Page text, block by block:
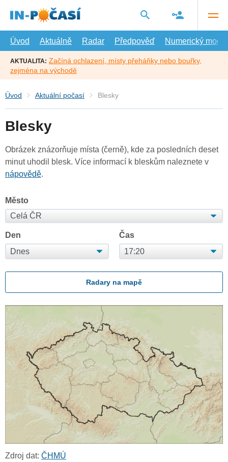
hlavní
Úvod
Aktuálně Radar Předpověď Numerický model
AKTUALITA: Začíná ochlazení, místy přeháňky nebo bouřky,
zejména na východě
Úvod Aktuální počasí Blesky
Blesky
Obrázek znázorňuje místa (černě), kde za posledních deset
minut uhodil blesk. Více informací k bleskům naleznete v
nápovědě.
Město
Den Čas
Radary na mapě
Zdroj dat: ČHMÚ